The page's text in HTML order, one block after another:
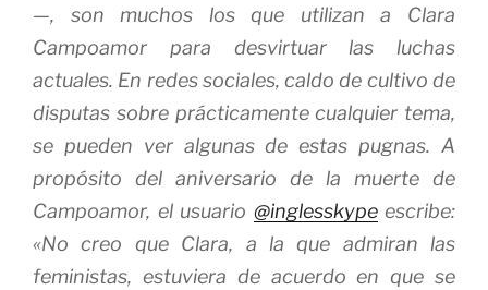
—, son muchos los que utilizan a Clara
Campoamor para desvirtuar las luchas
actuales. En redes sociales, caldo de cultivo de
disputas sobre prácticamente cualquier tema,
se pueden ver algunas de estas pugnas. A
propósito del aniversario de la muerte de
Campoamor, el usuario @inglesskypeescribe:
«No creo que Clara, a la que admiran las
feministas, estuviera de acuerdo en que se